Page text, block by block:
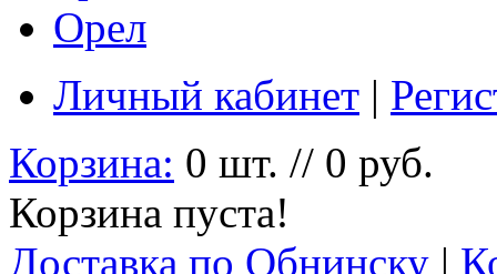
Орел
Личный кабинет |
Корзина: 0 шт. // 0 руб.
Корзина пуста!
Доставка по Обнинску |